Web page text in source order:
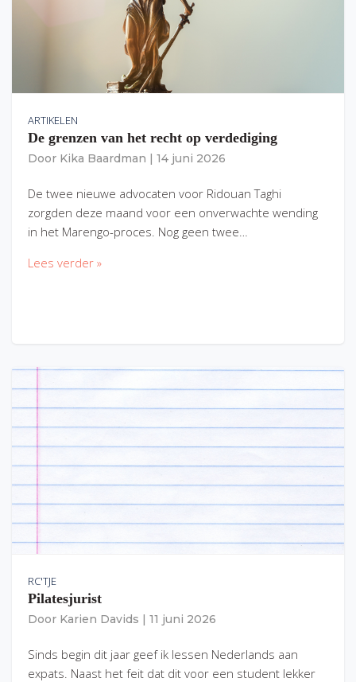
ARTIKELEN
De grenzen van het recht op verdediging
Door Kika Baardman 14 juni 2026
De twee nieuwe advocaten voor Ridouan Taghi
zorgden deze maand voor een onverwachte wending
in het Marengo-proces. Nog geen twee…
Lees verder »
RC'TJE
Pilatesjurist
Door Karien Davids 11 juni 2026
Sinds begin dit jaar geef ik lessen Nederlands aan
expats. Naast het feit dat dit voor een student lekker